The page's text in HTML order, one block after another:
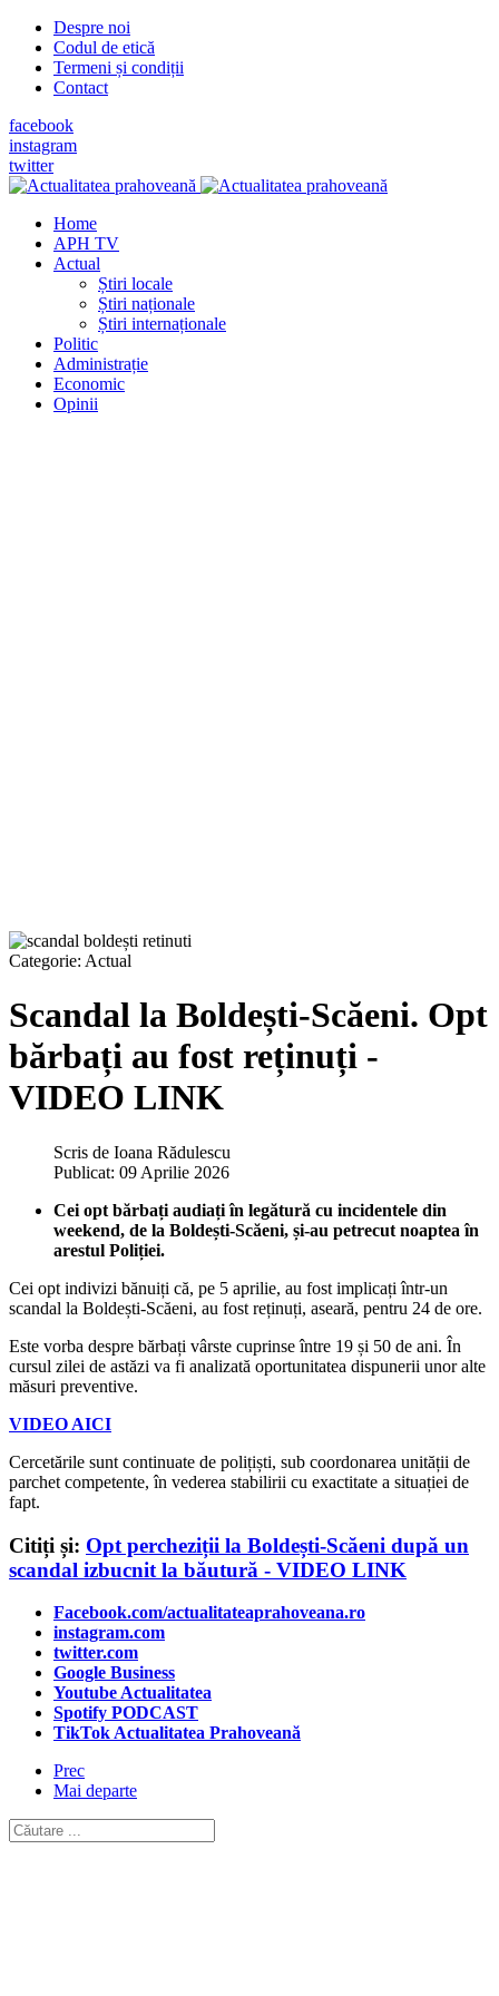
Despre noi
Codul de etică
Termeni și condiții
Contact
facebook
instagram
twitter
Home
APH TV
Actual
Știri locale
Știri naționale
Știri internaționale
Politic
Administrație
Economic
Opinii
Categorie: Actual
Scandal la Boldești-Scăeni. Opt
bărbați au fost reținuți -
VIDEO LINK
Scris de Ioana Rădulescu
Publicat: 09 Aprilie 2026
Cei opt bărbați audiați în legătură cu incidentele din
weekend, de la Boldești-Scăeni, și-au petrecut noaptea în
arestul Poliției.
Cei opt indivizi bănuiți că, pe 5 aprilie, au fost implicați într-un
scandal la Boldești-Scăeni, au fost reținuți, aseară, pentru 24 de ore.
Este vorba despre bărbați vârste cuprinse între 19 și 50 de ani. În
cursul zilei de astăzi va fi analizată oportunitatea dispunerii unor alte
măsuri preventive.
VIDEO AICI
Cercetările sunt continuate de polițiști, sub coordonarea unității de
parchet competente, în vederea stabilirii cu exactitate a situației de
fapt.
Citiți și: Opt percheziții la Boldești-Scăeni după un
scandal izbucnit la băutură - VIDEO LINK
Facebook.com/actualitateaprahoveana.ro
instagram.com
twitter.com
Google Business
Youtube Actualitatea
Spotify PODCAST
TikTok Actualitatea Prahoveană
Prec
Mai departe